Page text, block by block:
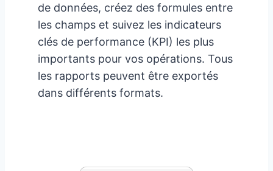
de données, créez des formules entre
les champs et suivez les indicateurs
clés de performance (KPI) les plus
importants pour vos opérations. Tous
les rapports peuvent être exportés
dans différents formats.